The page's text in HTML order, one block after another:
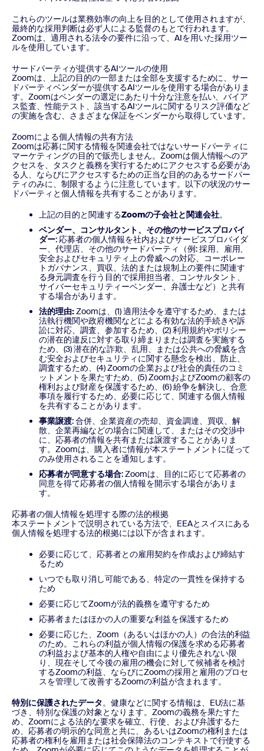
これらのツールは業務効率の向上を目的として使用されますが、
最終的な採用判断は必ず人による監督のもとで行われます。
Zoomは、適用される法令の要件に沿って、AIを用いた採用ツー
ルを使用しています。
サードパーティが提供するAIツールの使用
Zoomは、上記の目的の一部または全部を支援するために、サー
ドパーティベンダーが提供するAIツールを使用する場合がありま
す。Zoomはベンダーの選定にあたり十分な注意を払い、バイア
ス監査、性能テスト、該当するAIツールに関するリスク評価など
の実施を含む、さまざまな保証をベンダーから取得しています。
Zoomによる個人情報の共有方法
Zoomは応募に関する情報を関連会社ではないサードパーティに
マーケティングの目的で販売しません。Zoomは個人情報へのア
クセスを、タスクと義務を実行するためにアクセスする必要があ
る人、ならびにアクセスするための正当な目的のあるサードパー
ティのみに、制限するように注意しています。以下の状況のサー
ドパーティと個人情報を共有することがあります。
上記の目的と関連するZoomの子会社と関連会社。
ベンダー、コンサルタント、その他のサービスプロバイ
ダー: 応募者の個人情報を社内およびサービスプロバイダ
ー、代理店、その他のサードパーティ（例: 採用、雇用、
安全およびセキュリティ上の脅威への対応、コーポレー
トガバナンス、買収、法的または規制上の要件に関連す
る身元調査を行う目的で採用担当者、コンサルタント、
サイバーセキュリティーベンダー、弁護士など）と共有
する場合があります。
法的理由:Zoomは、(1) 適用法令を遵守するため、または
法執行機関や政府機関などによる有効な法的手続きや訴
訟に対応、調査、参加するため、(2) 利用規約やポリシー
の潜在的違反に対する取り締まりまたは調査を実施する
ため、(3) 潜在的な詐欺、乱用、または公共への脅威を含
む安全およびセキュリティに関する懸念を検出、防止、
調査するため、(4) Zoomの企業および社会的責任のコミ
ットメントを果たすため、(5) ZoomおよびZoomの顧客の
権利および財産を保護するため、(6) 紛争を解決し、合意
事項を履行するため、必要に応じて、関連する個人情報
を共有することがあります。
事業譲渡: 合併、企業資産の売却、資金調達、買収、解
散、企業再編などの場合に関連して、またはその交渉中
に、応募者の情報を共有または譲渡することがありま
す。Zoomは、購入者に情報が本ステートメントに従って
のみ使用されることを通知します。
応募者が同意する場合: Zoomは、目的に応じて応募者の
同意を得て応募者の個人情報を開示する場合がありま
す。
応募者の個人情報を処理する際の法的根拠
本ステートメントで説明されている方法で、EEAとスイスにある
個人情報を処理する法的根拠には以下が含まれます。
必要に応じて、応募者との雇用契約を作成および締結す
るため
いつでも取り消し可能である、特定の一貫性を保持する
ため
必要に応じてZoomが法的義務を遵守するため
応募者またはほかの人の重要な利益を保護するため
必要に応じた、Zoom（あるいはほかの人）の合法的利益
のため。これらの利益が個人情報の保護を求める応募者
の利益および基本的人権や自由により優先されない限
り、現在そして今後の雇用の機会に対して候補者を検討
するZoomの利益、ならびにZoomの採用と雇用のプロセ
スを管理して改善するZoomの利益が含まれます。
特別に保護されたデータ。健康などに関する情報は、EU法に基
づき、特別な保護の対象となります。Zoomの義務を果たすた
め、Zoomによる法的な要求を確立、行使、および弁護するた
め、応募者の明示的な同意と共に、あるいはZoomの権利または
応募者の権利を雇用または社会保障法のコンテキストで行使する